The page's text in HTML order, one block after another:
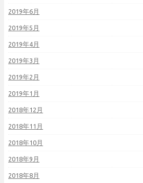
2019年6月
2019年5月
2019年4月
2019年3月
2019年2月
2019年1月
2018年12月
2018年11月
2018年10月
2018年9月
2018年8月